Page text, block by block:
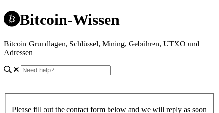
Bitcoin-Wissen
Bitcoin-Grundlagen, Schlüssel, Mining, Gebühren, UTXO und
Adressen
Please fill out the contact form below and we will reply as soon